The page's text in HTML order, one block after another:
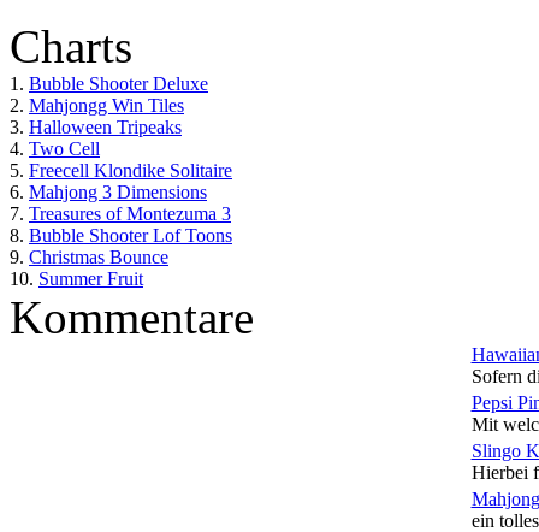
Charts
1. Bubble Shooter Deluxe
2. Mahjongg Win Tiles
3. Halloween Tripeaks
4. Two Cell
5. Freecell Klondike Solitaire
6. Mahjong 3 Dimensions
7. Treasures of Montezuma 3
8. Bubble Shooter Lof Toons
9. Christmas Bounce
10. Summer Fruit
Kommentare
Sofern
Pepsi
Mit
Slingo
Hierbei
ein